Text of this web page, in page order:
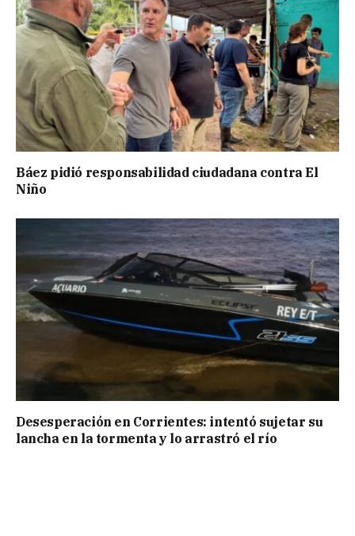
Báez pidió responsabilidad ciudadana contra El
Niño
Desesperación en Corrientes: intentó sujetar su
lancha en la tormenta y lo arrastró el río